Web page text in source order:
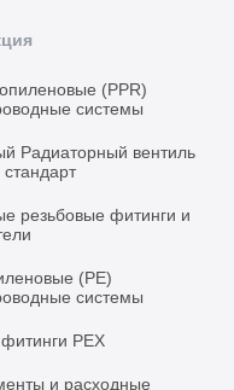
(PPR)
системы
Радиаторный вентиль
стандарт
резьбовые фитинги и
(PE)
системы
PEX
и расходные